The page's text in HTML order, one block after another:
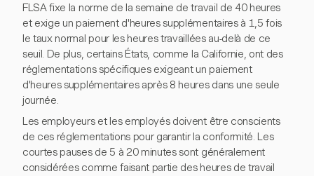
FLSA fixe la norme de la semaine de travail de 40 heures
et exige un paiement d'heures supplémentaires à 1,5 fois
le taux normal pour les heures travaillées au-delà de ce
seuil. De plus, certains États, comme la Californie, ont des
réglementations spécifiques exigeant un paiement
d'heures supplémentaires après 8 heures dans une seule
journée.
Les employeurs et les employés doivent être conscients
de ces réglementations pour garantir la conformité. Les
courtes pauses de 5 à 20 minutes sont généralement
considérées comme faisant partie des heures de travail